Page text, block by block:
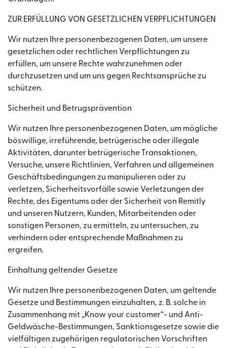
ZUR ERFÜLLUNG VON GESETZLICHEN VERPFLICHTUNGEN
Wir nutzen Ihre personenbezogenen Daten, um unsere
gesetzlichen oder rechtlichen Verpflichtungen zu
erfüllen, um unsere Rechte wahrzunehmen oder
durchzusetzen und um uns gegen Rechtsansprüche zu
schützen.
Sicherheit und Betrugsprävention
Wir nutzen Ihre personenbezogenen Daten, um mögliche
böswillige, irreführende, betrügerische oder illegale
Aktivitäten, darunter betrügerische Transaktionen,
Versuche, unsere Richtlinien, Verfahren und allgemeinen
Geschäftsbedingungen zu manipulieren oder zu
verletzen, Sicherheitsvorfälle sowie Verletzungen der
Rechte, des Eigentums oder der Sicherheit von Remitly
und unseren Nutzern, Kunden, Mitarbeitenden oder
sonstigen Personen, zu ermitteln, zu untersuchen, zu
verhindern oder entsprechende Maßnahmen zu
ergreifen.
Einhaltung geltender Gesetze
Wir nutzen Ihre personenbezogenen Daten, um geltende
Gesetze und Bestimmungen einzuhalten, z. B. solche in
Zusammenhang mit „Know your customer“- und Anti-
Geldwäsche-Bestimmungen, Sanktionsgesetze sowie die
vielfältigen zugehörigen regulatorischen Vorschriften